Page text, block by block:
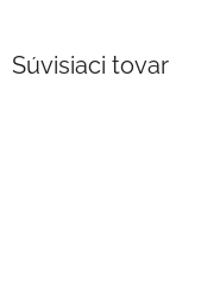
Súvisiaci tovar